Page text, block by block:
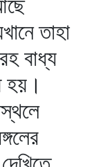
তাহা
বাধ্য
হয়।